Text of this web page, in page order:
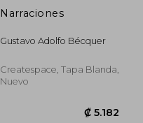
Narraciones
Gustavo Adolfo Bécquer
Createspace, Tapa Blanda,
Nuevo